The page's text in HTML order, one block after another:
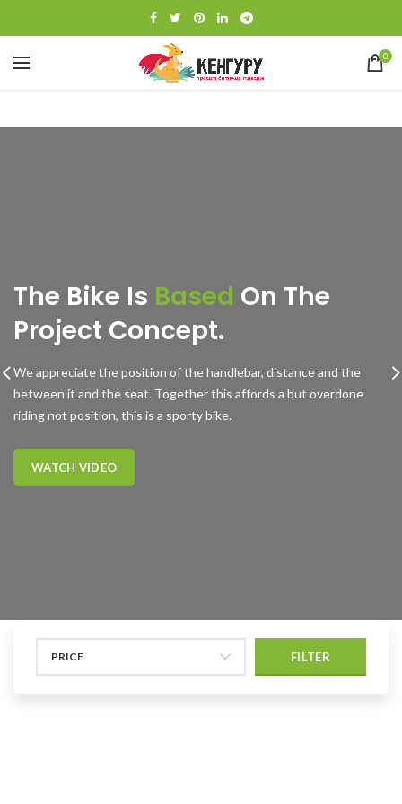
0
The Bike Is Based On The
Project Concept.
We appreciate the position of the handlebar, distance and the
between it and the seat. Together this affords a but overdone
riding not position, this is a sporty bike.
WATCH VIDEO
PRICE FILTER